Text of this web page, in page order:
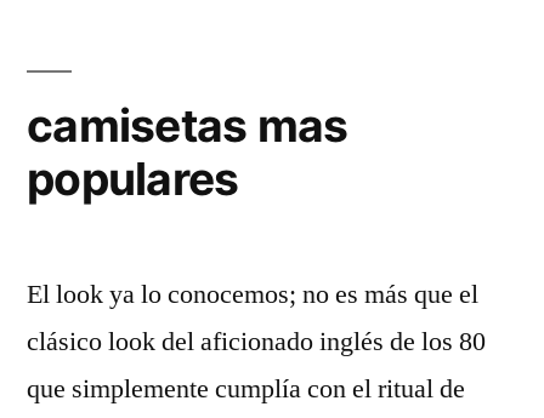
camisetas mas
populares
El look ya lo conocemos; no es más que el
clásico look del aficionado inglés de los 80
que simplemente cumplía con el ritual de